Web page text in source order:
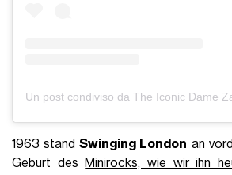
1963 standSwinging London an
Geburt des
Minirocks, wie wir ihn